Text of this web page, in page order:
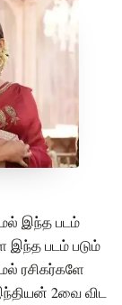
இந்த படம்
இந்த படம் படும்
ரசிகர்களே
2வை விட